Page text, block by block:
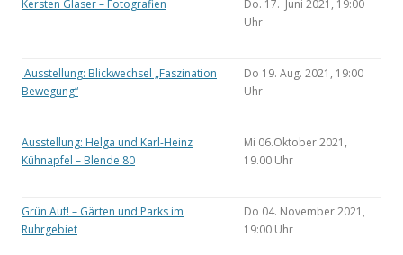
Kersten Glaser – Fotografien
Do. 17. Juni 2021, 19:00
Uhr
Ausstellung: Blickwechsel „Faszination
Bewegung“
Do 19. Aug. 2021, 19:00
Uhr
Ausstellung: Helga und Karl-Heinz
Kühnapfel – Blende 80
Mi 06.Oktober 2021,
19.00 Uhr
Grün Auf! – Gärten und Parks im
Ruhrgebiet
Do 04. November 2021,
19:00 Uhr